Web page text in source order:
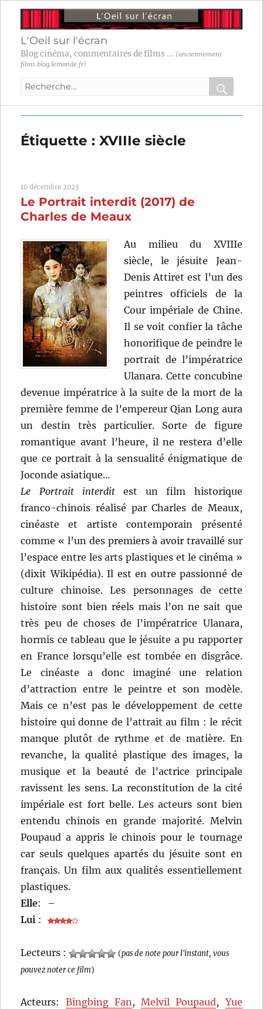
L'Oeil sur l'écran
Blog cinéma, commentaires de films ... (anciennement
films.blog.lemonde.fr)
Recherche
:
OK
Étiquette :XVIIIe siècle
10 décembre 2023
Le Portrait interdit (2017) de
Charles de Meaux
Au milieu du XVIIIe
siècle, le jésuite Jean-
Denis Attiret est l’un des
peintres officiels de la
Cour impériale de Chine.
Il se voit confier la tâche
honorifique de peindre le
portrait de l’impératrice
Ulanara. Cette concubine
devenue impératrice à la suite de la mort de la
première femme de l’empereur Qian Long aura
un destin très particulier. Sorte de figure
romantique avant l’heure, il ne restera d’elle
que ce portrait à la sensualité énigmatique de
Joconde asiatique…
Le Portrait interditest un film historique
franco-chinois réalisé par Charles de Meaux,
cinéaste et artiste contemporain présenté
comme « l’un des premiers à avoir travaillé sur
l’espace entre les arts plastiques et le cinéma »
(dixit Wikipédia). Il est en outre passionné de
culture chinoise. Les personnages de cette
histoire sont bien réels mais l’on ne sait que
très peu de choses de l’impératrice Ulanara,
hormis ce tableau que le jésuite a pu rapporter
en France lorsqu’elle est tombée en disgrâce.
Le cinéaste a donc imaginé une relation
d’attraction entre le peintre et son modèle.
Mais ce n’est pas le développement de cette
histoire qui donne de l’attrait au film : le récit
manque plutôt de rythme et de matière. En
revanche, la qualité plastique des images, la
musique et la beauté de l’actrice principale
ravissent les sens. La reconstitution de la cité
impériale est fort belle. Les acteurs sont bien
entendu chinois en grande majorité. Melvin
Poupaud a appris le chinois pour le tournage
car seuls quelques apartés du jésuite sont en
français. Un film aux qualités essentiellement
plastiques.
Elle:
–
Lui :
Lecteurs : (pas de note pour l'instant, vous
pouvez noter ce film)
Acteurs: Bingbing Fan,Melvil Poupaud,Yue